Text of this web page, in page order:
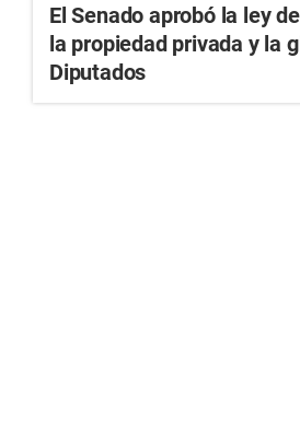
El Senado aprobó la ley
la propiedad privada y la
Diputados